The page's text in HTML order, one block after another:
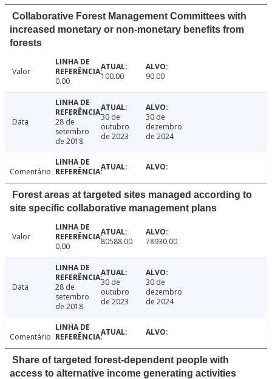
Collaborative Forest Management Committees with
increased monetary or non-monetary benefits from
forests
Valor
0.00
100.00 90.00
Data
28 de
setembro
de 2018
30 de
outubro
de 2023
30 de
dezembro
de 2024
Comentário
Forest areas at targeted sites managed according to
site specific collaborative management plans
Valor
0.00
80588.00 78930.00
Data
28 de
setembro
de 2018
30 de
outubro
de 2023
30 de
dezembro
de 2024
Comentário
Share of targeted forest-dependent people with
access to alternative income generating activities